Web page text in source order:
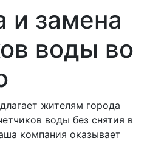
и замена
воды во
жителям города
воды без снятия в
компания оказывает